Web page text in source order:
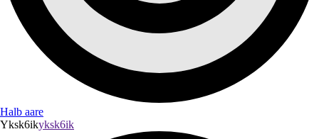
Halb aare
Yksk6ikyksk6ik